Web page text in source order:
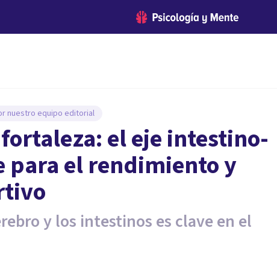
nuestro equipo editorial
el eje intestino-
para el rendimiento y
y los intestinos es clave en el